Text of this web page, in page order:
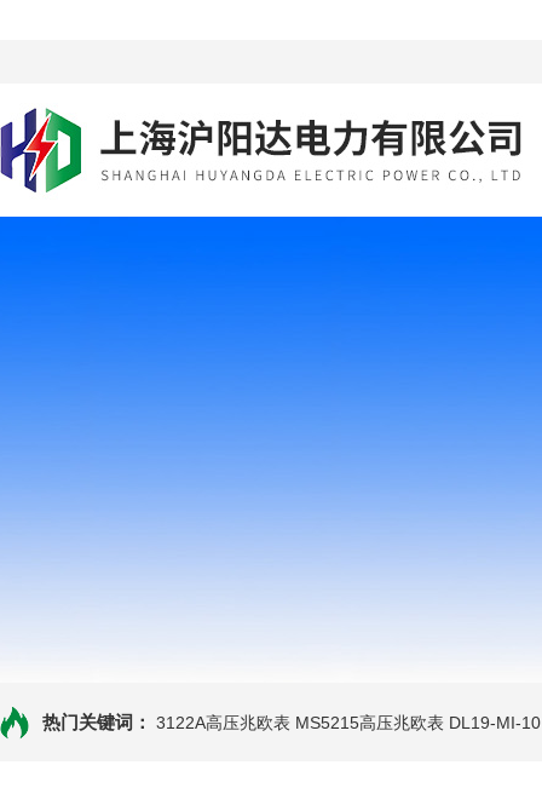
热门关键词： 3122A高压兆欧表 MS5215高压兆欧表 DL19-MI-